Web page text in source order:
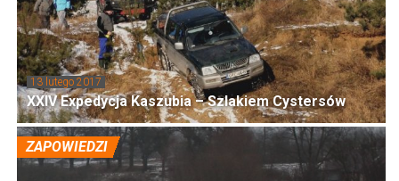
13 lutego 2017
XXIV Expedycja Kaszubia – Szlakiem Cystersów
ZAPOWIEDZI